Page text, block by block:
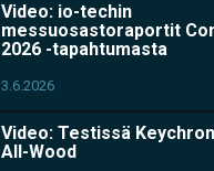
Video: io-techin
messuosastoraportit
2026 -tapahtumasta
3.6.2026
Video: Testissä Keychron
All-Wood